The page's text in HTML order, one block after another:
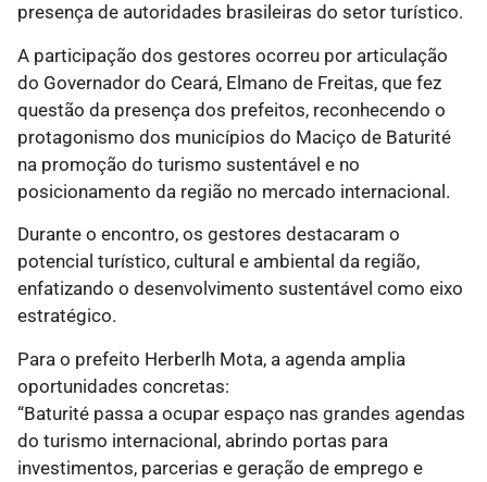
presença de autoridades brasileiras do setor turístico.
A participação dos gestores ocorreu por articulação
do Governador do Ceará, Elmano de Freitas, que fez
questão da presença dos prefeitos, reconhecendo o
protagonismo dos municípios do Maciço de Baturité
na promoção do turismo sustentável e no
posicionamento da região no mercado internacional.
Durante o encontro, os gestores destacaram o
potencial turístico, cultural e ambiental da região,
enfatizando o desenvolvimento sustentável como eixo
estratégico.
Para o prefeito Herberlh Mota, a agenda amplia
oportunidades concretas:
“Baturité passa a ocupar espaço nas grandes agendas
do turismo internacional, abrindo portas para
investimentos, parcerias e geração de emprego e